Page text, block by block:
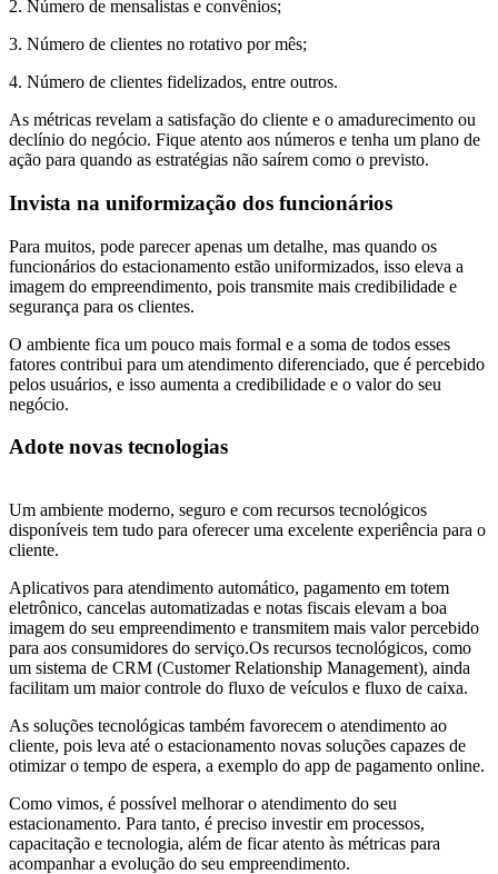
2. Número de mensalistas e convênios;
3. Número de clientes no rotativo por mês;
4. Número de clientes fidelizados, entre outros.
As métricas revelam a satisfação do cliente e o amadurecimento ou
declínio do negócio. Fique atento aos números e tenha um plano de
ação para quando as estratégias não saírem como o previsto.
Invista na uniformização dos funcionários
Para muitos, pode parecer apenas um detalhe, mas quando os
funcionários do estacionamento estão uniformizados, isso eleva a
imagem do empreendimento, pois transmite mais credibilidade e
segurança para os clientes.
O ambiente fica um pouco mais formal e a soma de todos esses
fatores contribui para um atendimento diferenciado, que é percebido
pelos usuários, e isso aumenta a credibilidade e o valor do seu
negócio.
Adote novas tecnologias
Um ambiente moderno, seguro e com recursos tecnológicos
disponíveis tem tudo para oferecer uma excelente experiência para o
cliente.
Aplicativos para atendimento automático, pagamento em totem
eletrônico, cancelas automatizadas e notas fiscais elevam a boa
imagem do seu empreendimento e transmitem mais valor percebido
para aos consumidores do serviço.Os recursos tecnológicos, como
um sistema de CRM (Customer Relationship Management), ainda
facilitam um maior controle do fluxo de veículos e fluxo de caixa.
As soluções tecnológicas também favorecem o atendimento ao
cliente, pois leva até o estacionamento novas soluções capazes de
otimizar o tempo de espera, a exemplo do app de pagamento online.
Como vimos, é possível melhorar o atendimento do seu
estacionamento. Para tanto, é preciso investir em processos,
capacitação e tecnologia, além de ficar atento às métricas para
acompanhar a evolução do seu empreendimento.